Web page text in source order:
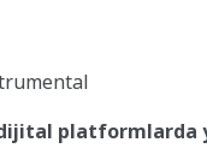
platformlarda